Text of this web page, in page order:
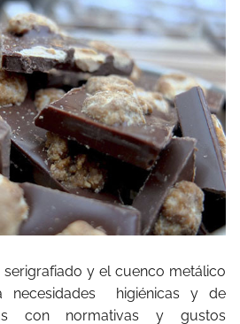
y el cuenco metálico
necesidades higiénicas y de
con normativas y gustos